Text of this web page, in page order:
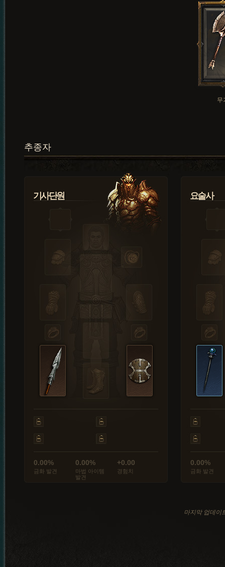
무
추종자
기사단원
0.00%
금화 발견
0.00%
마법 아이템
발견
+0.00
경험치
요술사
0.00%
금화 발견
마지막 업데이